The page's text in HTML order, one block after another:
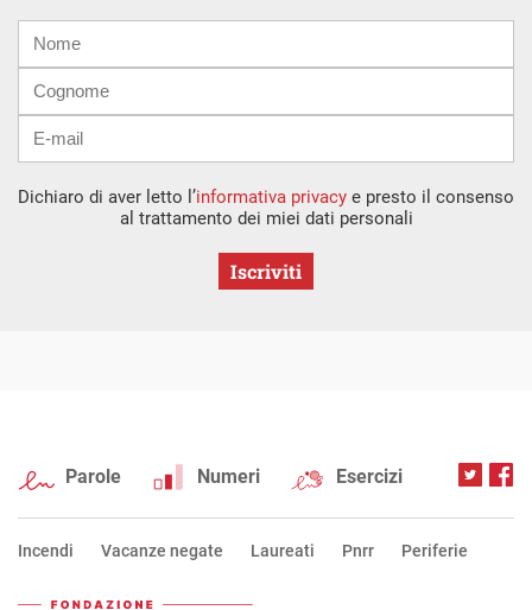
mail
Dichiaro di aver letto l’informativa privacy e presto il consenso
al trattamento dei miei dati personali
Iscriviti
Parole Numeri Esercizi
Incendi Vacanze negate Laureati Pnrr Periferie